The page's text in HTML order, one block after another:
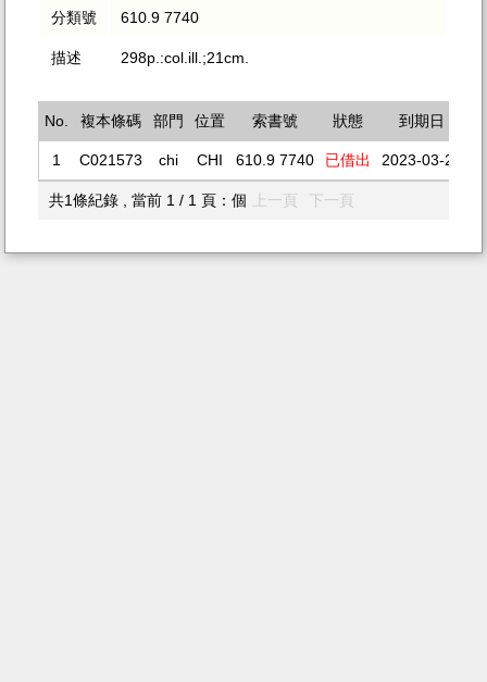
分類號 610.9 7740
描述 298p.:col.ill.;21cm.
No. 複本條碼 部門 位置 索書號 狀態 到期日
1 C021573 chi CHI 610.9 7740 已借出 2023-03-23
共1條紀錄 , 當前 1 / 1 頁：個 上一頁 下一頁